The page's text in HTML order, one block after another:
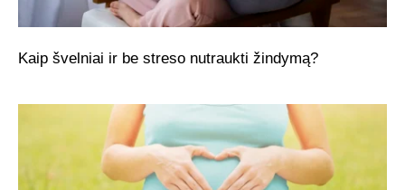
Kaip švelniai ir be streso nutraukti žindymą?